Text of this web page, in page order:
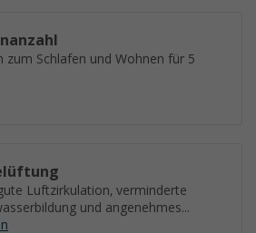
zum Schlafen und Wohnen für 5
Luftzirkulation, verminderte
und angenehmes...